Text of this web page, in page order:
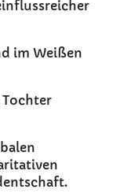
im Weißen